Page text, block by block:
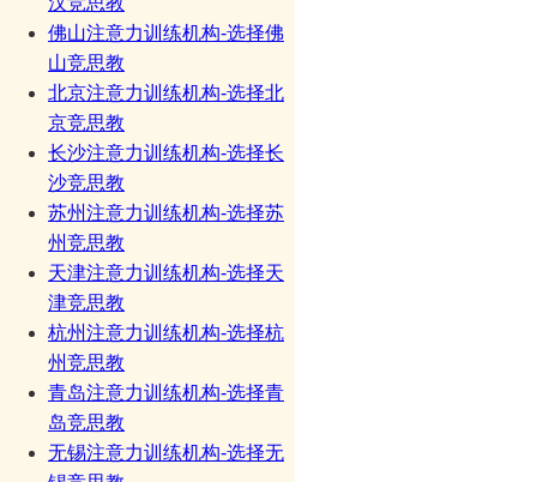
佛山注意力训练机构-选择佛
山竞思教
北京注意力训练机构-选择北
京竞思教
长沙注意力训练机构-选择长
沙竞思教
苏州注意力训练机构-选择苏
州竞思教
天津注意力训练机构-选择天
津竞思教
杭州注意力训练机构-选择杭
州竞思教
青岛注意力训练机构-选择青
岛竞思教
无锡注意力训练机构-选择无